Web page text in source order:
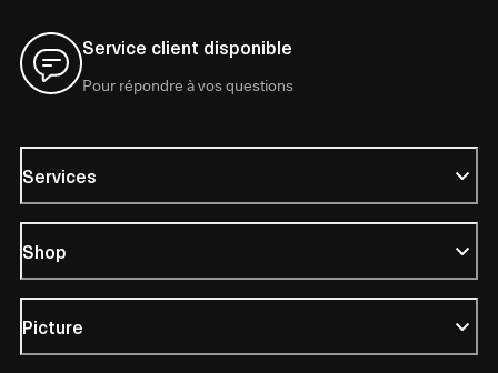
Service client disponible
Pour répondre à vos questions
Services
Shop
Picture